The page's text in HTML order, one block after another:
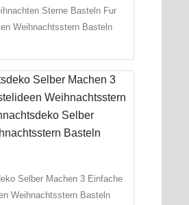
Sterne Basteln Fur
Weihnachtsstern Basteln
Selber Machen 3 Einfache
Weihnachtsstern Basteln